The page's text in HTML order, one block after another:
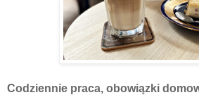
Codziennie praca, obowiązki